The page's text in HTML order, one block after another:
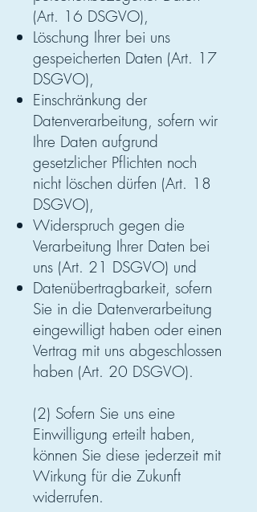
(Art. 16 DSGVO),
Löschung Ihrer bei uns
gespeicherten Daten (Art. 17
DSGVO),
Einschränkung der
Datenverarbeitung, sofern wir
Ihre Daten aufgrund
gesetzlicher Pflichten noch
nicht löschen dürfen (Art. 18
DSGVO),
Widerspruch gegen die
Verarbeitung Ihrer Daten bei
uns (Art. 21 DSGVO) und
Datenübertragbarkeit, sofern
Sie in die Datenverarbeitung
eingewilligt haben oder einen
Vertrag mit uns abgeschlossen
haben (Art. 20 DSGVO).
(2) Sofern Sie uns eine
Einwilligung erteilt haben,
können Sie diese jederzeit mit
Wirkung für die Zukunft
widerrufen.